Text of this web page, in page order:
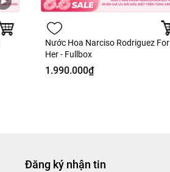
Nước Hoa Narciso Rodriguez For
Her - Fullbox
1.990.000₫
Đăng ký nhận tin